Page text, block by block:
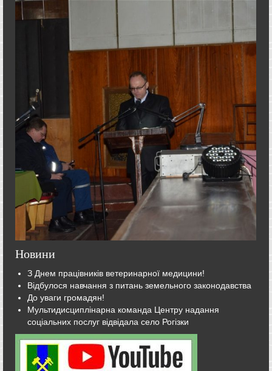
Новини
З Днем працівників ветеринарної медицини!
Відбулося навчання з питань земельного законодавства
До уваги громадян!
Мультидисциплінарна команда Центру надання
соціальних послуг відвідала село Рогізки